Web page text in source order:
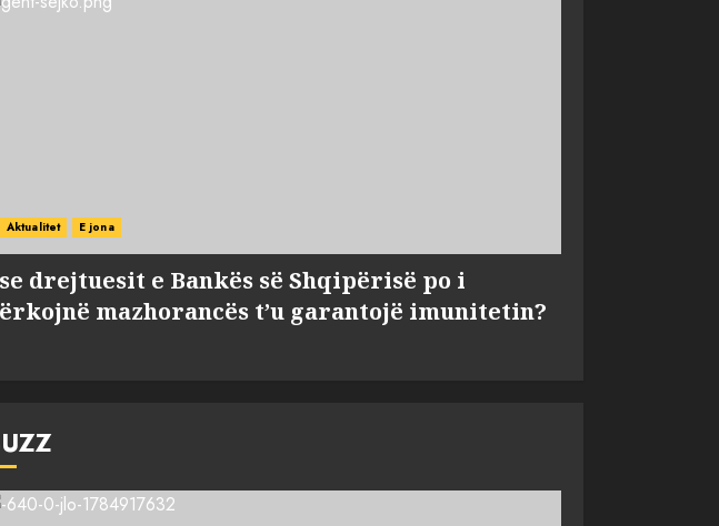
Aktualitet E jona
drejtuesit e Bankës së Shqipërisë po i
mazhorancës t’u garantojë imunitetin?